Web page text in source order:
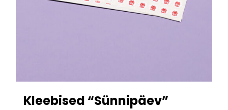
Kleebised “Sünnipäev”